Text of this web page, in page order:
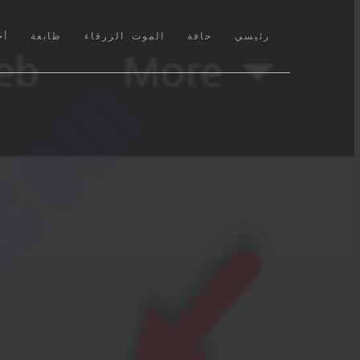
رئيسي
(CURRENT) حافة الموت الزرقاء طابعة